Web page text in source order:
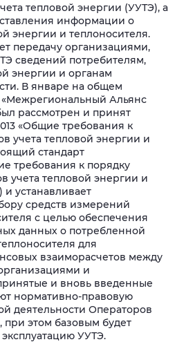
тепловой энергии (УУТЭ), а
информации о
энергии и теплоносителя.
передачу организациями,
сведений потребителям,
энергии и органам
В январе на общем
Альянс
рассмотрен и принят
«Общие требования к
учета тепловой энергии и
стандарт
требования к порядку
учета тепловой энергии и
устанавливает
средств измерений
с целью обеспечения
данных о потребленной
для
взаиморасчетов между
и
и вновь введенные
нормативно-правовую
деятельности Операторов
при этом базовым будет
эксплуатацию УУТЭ.